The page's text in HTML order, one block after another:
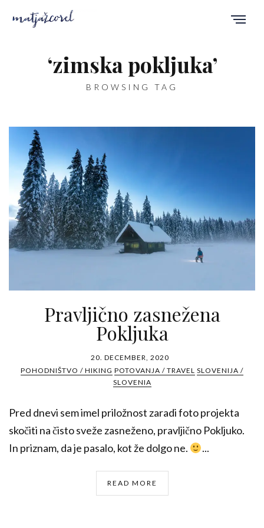
‘zimska pokljuka’
BROWSING TAG
Pravljično zasnežena
Pokljuka
20. DECEMBER, 2020
POHODNIŠTVO / HIKING POTOVANJA / TRAVEL SLOVENIJA /
SLOVENIA
Pred dnevi sem imel priložnost zaradi foto projekta
skočiti na čisto sveže zasneženo, pravljično Pokljuko.
In priznam, da je pasalo, kot že dolgo ne.
...
READ MORE